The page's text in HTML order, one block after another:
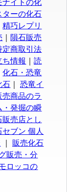
ナイトの化
ターの化石
精巧レプリ
隕石販売
定商取引法
ち情報 ｜読
化石・恐竜
石 ｜恐竜イ
売商品のラ
・発掘の瞬
販売店とし
セブン 個人
販売化石
販売・分
ロッコの